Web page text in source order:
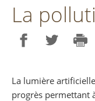
La
La lumière
progrès permettant